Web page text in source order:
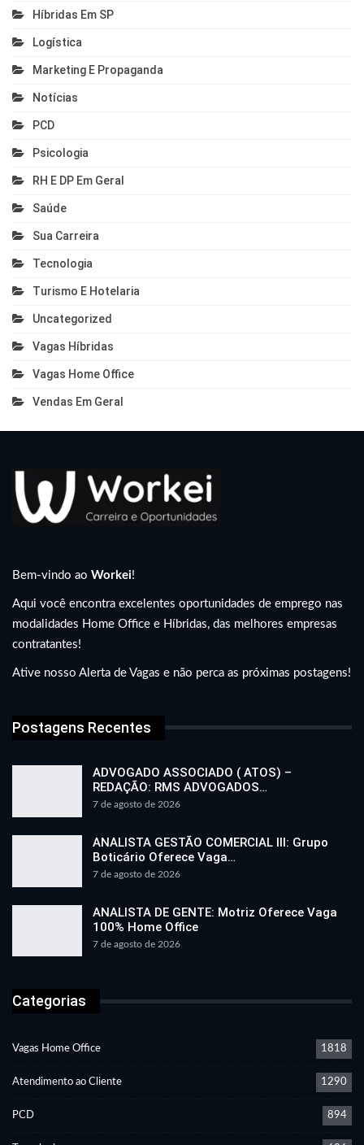
Híbridas Em SP
Logística
Marketing E Propaganda
Notícias
PCD
Psicologia
RH E DP Em Geral
Saúde
Sua Carreira
Tecnologia
Turismo E Hotelaria
Uncategorized
Vagas Híbridas
Vagas Home Office
Vendas Em Geral
Bem-vindo ao Workei!
Aqui você encontra excelentes oportunidades de emprego nas
modalidades Home Office e Híbridas, das melhores empresas
contratantes!
Ative nosso Alerta de Vagas e não perca as próximas postagens!
Postagens Recentes
ADVOGADO ASSOCIADO ( ATOS) –
REDAÇÃO: RMS ADVOGADOS…
7 de agosto de 2026
ANALISTA GESTÃO COMERCIAL III: Grupo
Boticário Oferece Vaga…
7 de agosto de 2026
ANALISTA DE GENTE: Motriz Oferece Vaga
100% Home Office
7 de agosto de 2026
Categorias
Vagas Home Office 1818
Atendimento ao Cliente 1290
PCD 894